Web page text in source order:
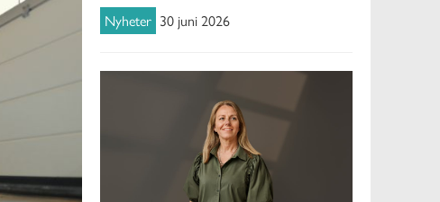
Nyheter 30 juni 2026